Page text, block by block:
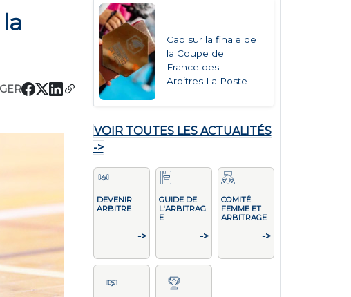
Cap sur la finale de
la Coupe de
France des
Arbitres La Poste
VOIR TOUTES LES ACTUALITÉS
->
DEVENIR
ARBITRE
->
GUIDE DE
L'ARBITRAG
E
->
COMITÉ
FEMME ET
ARBITRAGE
->